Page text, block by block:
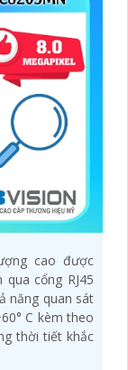
cao được
cổng RJ45
năng quan sát
C kèm theo
thời tiết khắc